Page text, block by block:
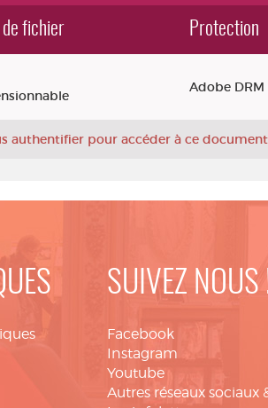
de fichier Protection
Adobe DRM
authentifier pour accéder à ce
SUIVEZ NOUS
Facebook
Instagram
Youtube
Autres réseaux sociaux